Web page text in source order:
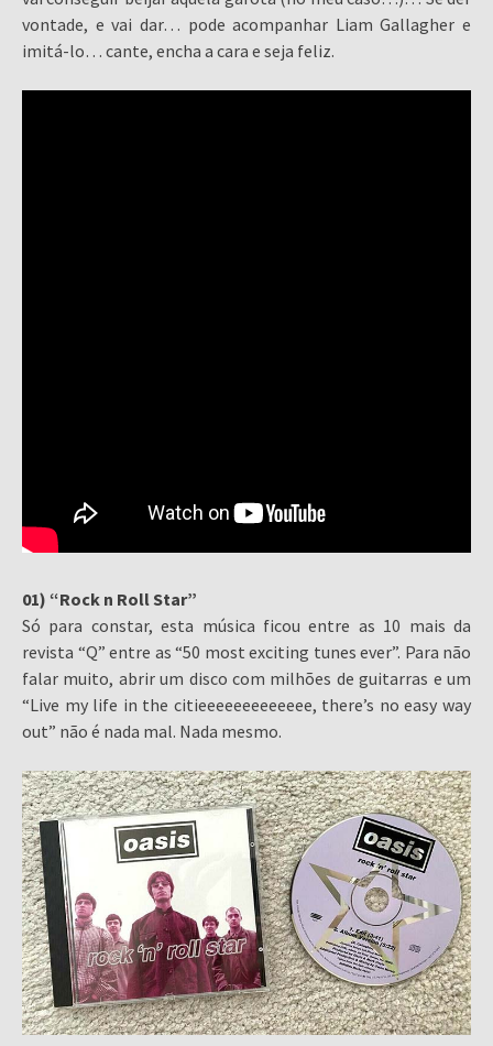
vontade, e vai dar… pode acompanhar Liam Gallagher e
imitá-lo… cante, encha a cara e seja feliz.
01) “Rock n Roll Star”
Só para constar, esta música ficou entre as 10 mais da
revista “Q” entre as “50 most exciting tunes ever”. Para não
falar muito, abrir um disco com milhões de guitarras e um
“Live my life in the citieeeeeeeeeeeee, there’s no easy way
out” não é nada mal. Nada mesmo.